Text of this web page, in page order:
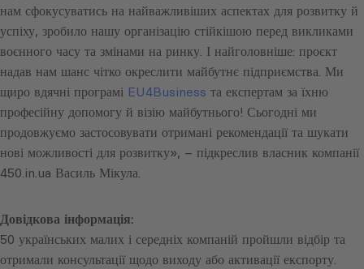
нам сфокусуватись на найважливіших аспектах для розвитку й
успіху, зробило нашу організацію стійкішою перед викликами
воєнного часу та змінами на ринку. І найголовніше: проєкт
надав нам шанс чітко окреслити майбутнє підприємства. Ми
щиро вдячні програмі EU4Business та експертам за їхню
професійну допомогу й візію майбутнього! Сьогодні ми
продовжуємо застосовувати отримані рекомендації та шукати
нові можливості для розвитку», – підкреслив власник компанії
450.in.ua Василь Мікула.
Довідкова інформація:
50 українських малих і середніх компаній пройшли відбір та
отримали консультації щодо виходу або активації експорту.